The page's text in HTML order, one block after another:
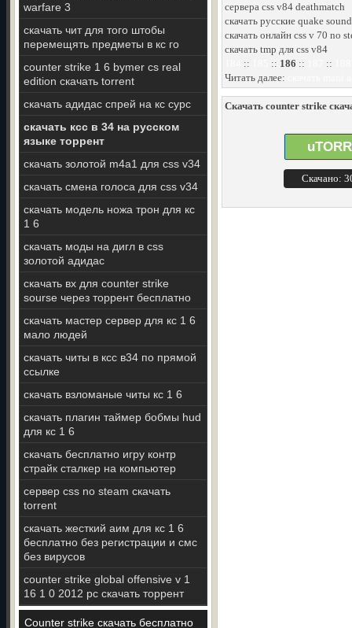
warfare 3
скачать чит для того штобы
перемещять предметы в кс го
counter strike 1 6 bymer cs real
edition скачать torrent
скачать адидас спрей на кс сурс
скачать ксс в 34 на русском
языке торрент
скачать золотой m4a1 для css v34
скачать смена голоса для css v34
скачать модель ножа трон для кс
1 6
скачать моды на дигл в css
золотой адидас
скачать вх для counter strike
sourse через торрент бесплатно
скачать мастер сервер для кс 1 6
мало людей
скачать читы в ксс в34 по прямой
ссылке
скачать взломаные читы кс 1 6
скачать плагин таймер бобмы hud
для кс 1 6
скачать бесплатно игру контр
страйк сталкер на компьютер
сервер css no steam скачать
torrent
скачать жесткий аим для кс 1 6
бесплатно без регистрации и смс
без вирусов
counter strike global offensive v 1
16 1 0 2012 pc скачать торрент
Counter strike скачать бесплатно
сервера css v84 deathmatch
скачать русские quake
скачать онлайн css v 70 no
скачать tmp для css v84
:: :: 186 :: ::
Читать далее:
Скачать counter strike
Скачано: